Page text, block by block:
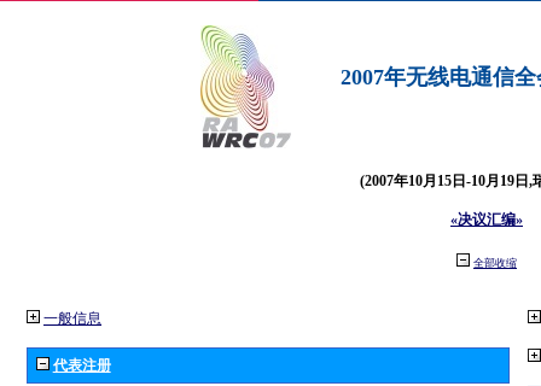
2007年无线电通信
(2007年10月15日-10月19日,
«决议汇编»
全部收缩
一般信息
代表注册